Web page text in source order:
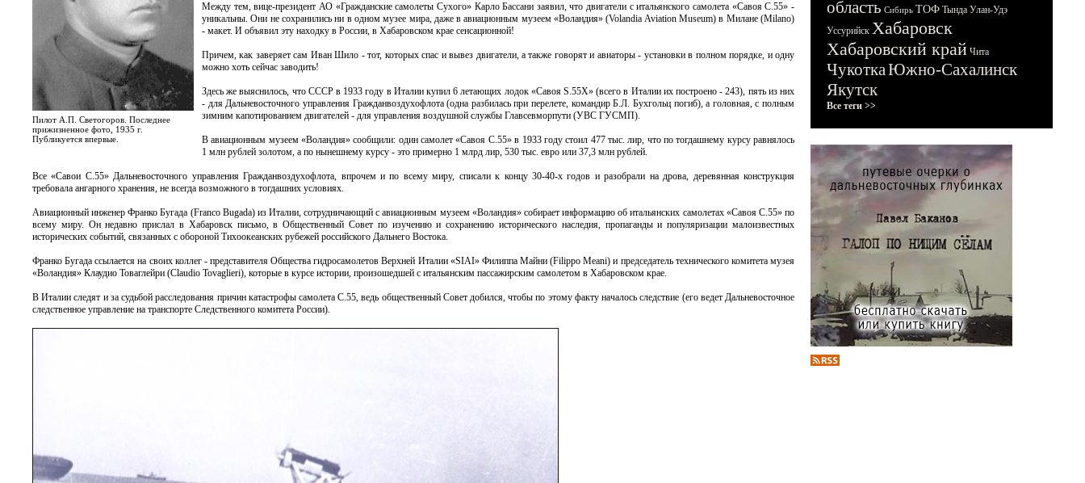
Пилот А.П. Светогоров. Последнее
прижизненное фото, 1935 г.
Публикуется впервые.
Между тем, вице-президент АО «Гражданские самолеты Сухого» Карло Бассани заявил, что двигатели с итальянского самолета «Савоя С.55» -
уникальны. Они не сохранились ни в одном музее мира, даже в авиационным музеем «Воландия» (Volandia Aviation Museum) в Милане (Milano)
- макет. И объявил эту находку в России, в Хабаровском крае сенсационной!
Причем, как заверяет сам Иван Шило - тот, которых спас и вывез двигатели, а также говорят и авиаторы - установки в полном порядке, и одну
можно хоть сейчас заводить!
Здесь же выяснилось, что СССР в 1933 году в Италии купил 6 летающих лодок «Савоя S.55X» (всего в Италии их построено - 243), пять из них
- для Дальневосточного управления Гражданвоздухофлота (одна разбилась при перелете, командир Б.Л. Бухгольц погиб), а головная, с полным
зимним капотированием двигателей - для управления воздушной службы Главсевморпути (УВС ГУСМП).
В авиационным музеем «Воландия» сообщили: один самолет «Савоя С.55» в 1933 году стоил 477 тыс. лир, что по тогдашнему курсу равнялось
1 млн рублей золотом, а по нынешнему курсу - это примерно 1 млрд лир, 530 тыс. евро или 37,3 млн рублей.
Все «Савои С.55» Дальневосточного управления Гражданвоздухофлота, впрочем и по всему миру, списали к концу 30-40-х годов и разобрали на дрова, деревянная конструкция
требовала ангарного хранения, не всегда возможного в тогдашних условиях.
Авиационный инженер Франко Бугада (Franco Bugada) из Италии, сотрудничающий с авиационным музеем «Воландия» собирает информацию об итальянских самолетах «Савоя С.55» по
всему миру. Он недавно прислал в Хабаровск письмо, в Общественный Совет по изучению и сохранению исторического наследия, пропаганды и популяризации малоизвестных
исторических событий, связанных с обороной Тихоокеанских рубежей российского Дальнего Востока.
Франко Бугада ссылается на своих коллег - представителя Общества гидросамолетов Верхней Италии «SIAI» Филиппа Майни (Filippo Meani) и председатель технического комитета музея
«Воландия» Клаудио Товаглейри (Claudio Tovaglieri), которые в курсе истории, произошедшей с итальянским пассажирским самолетом в Хабаровском крае.
В Италии следят и за судьбой расследования причин катастрофы самолета С.55, ведь общественный Совет добился, чтобы по этому факту началось следствие (его ведет Дальневосточное
следственное управление на транспорте Следственного комитета России).
область Сибирь ТОФ Тында Улан-Удэ
Уссурийск Хабаровск
Хабаровский край Чита
ЧукоткаЮжно-Сахалинск
Якутск
Все теги >>